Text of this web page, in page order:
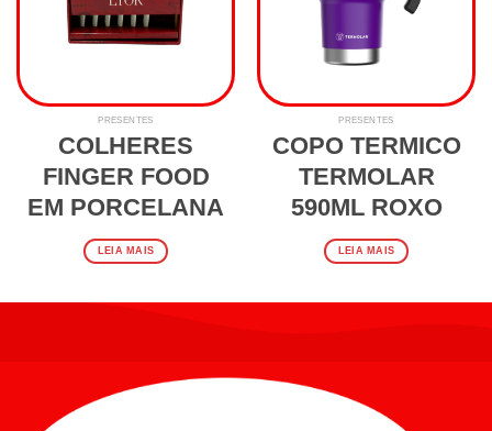
PRESENTES
COLHERES
FINGER FOOD
EM PORCELANA
LEIA MAIS
PRESENTES
COPO TERMICO
TERMOLAR
590ML ROXO
LEIA MAIS